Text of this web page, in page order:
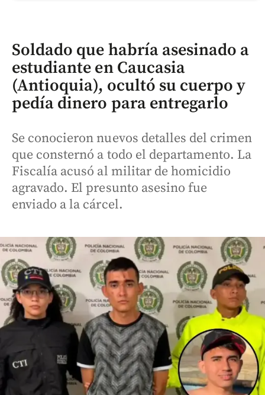
Soldado que habría asesinado a
estudiante en Caucasia
(Antioquia), ocultó su cuerpo y
pedía dinero para entregarlo
Se conocieron nuevos detalles del crimen
que consternó a todo el departamento. La
Fiscalía acusó al militar de homicidio
agravado. El presunto asesino fue
enviado a la cárcel.